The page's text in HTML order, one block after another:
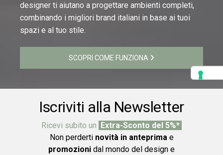
designer ti aiutano a progettare ambienti completi,
combinando i migliori brand italiani in base ai tuoi
spazi e al tuo stile.
SCOPRI COME FUNZIONA
Iscriviti alla Newsletter
Ricevi subito un
Extra-Sconto del 5%*
Non perderti novità in anteprimae
promozioni dal mondo del design e